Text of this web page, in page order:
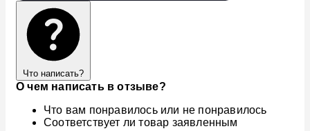
Что написать?
О чем написать в отзыве?
Что вам понравилось или не понравилось
Соответствует ли товар заявленным